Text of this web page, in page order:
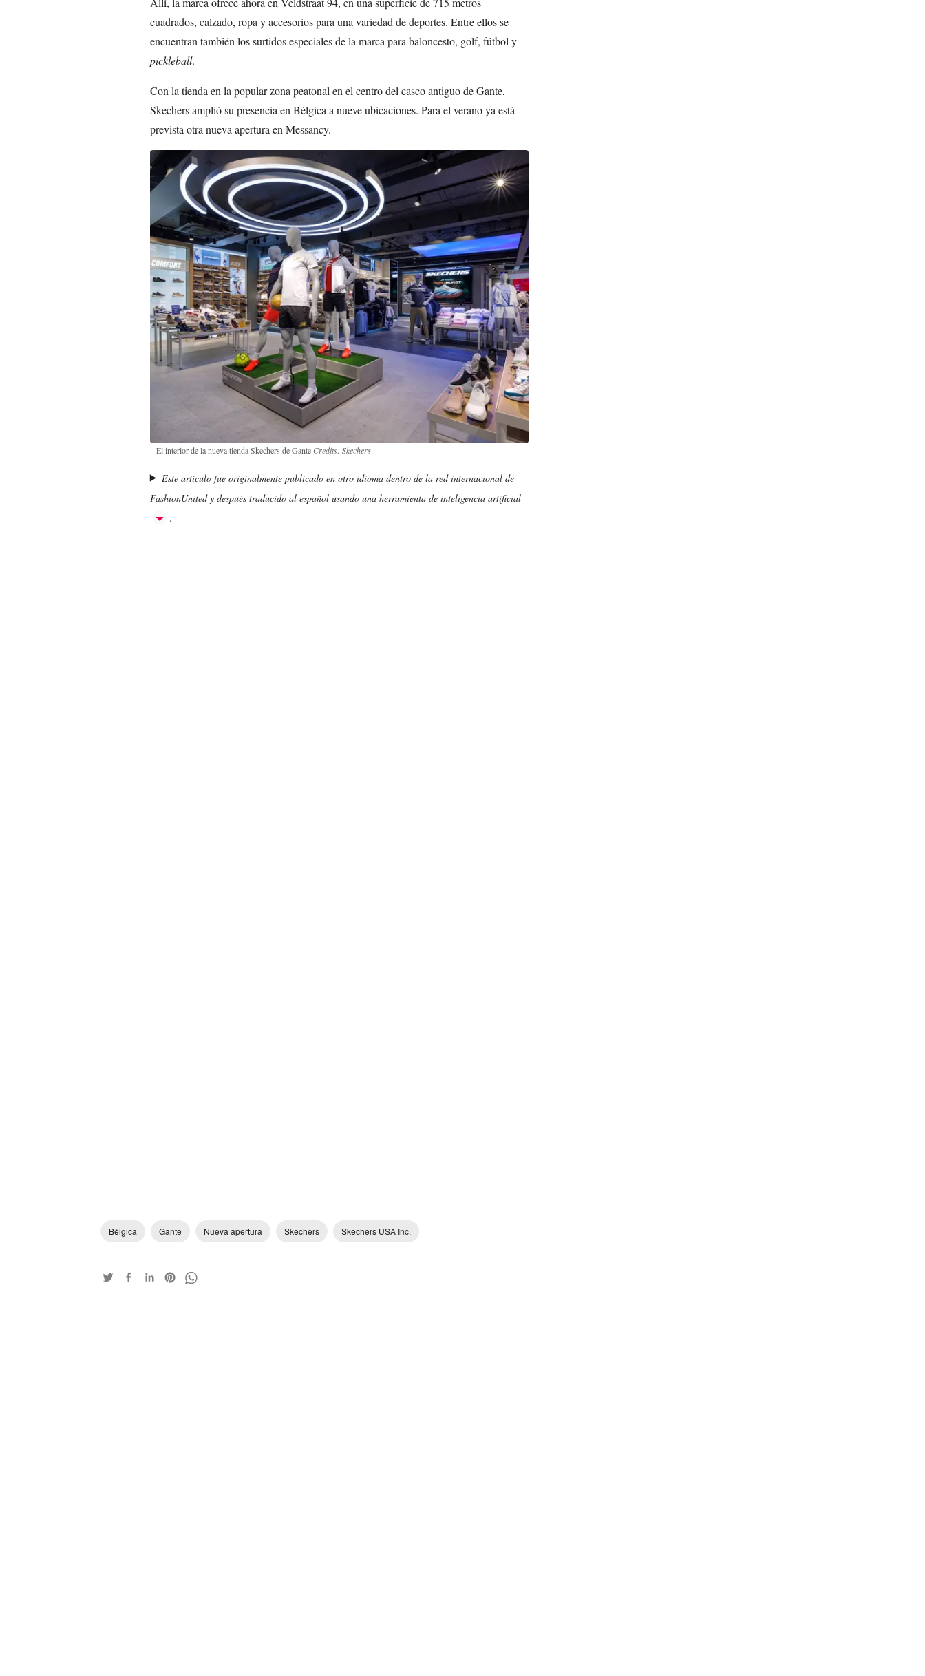
cuadrados, calzado, ropa y accesorios para una variedad de deportes. Entre ellos se
encuentran también los surtidos especiales de la marca para baloncesto, golf, fútbol y
pickleball.
Con la tienda en la popular zona peatonal en el centro del casco antiguo de Gante,
Skechers amplió su presencia en Bélgica a nueve ubicaciones. Para el verano ya está
prevista otra nueva apertura en Messancy.
El interior de la nueva tienda Skechers de Gante Credits: Skechers
Este artículo fue originalmente publicado en otro idioma dentro de la red internacional de
FashionUnited y después traducido al español usando una herramienta de inteligencia artificial
.
Bélgica Gante Nueva apertura Skechers Skechers USA Inc.